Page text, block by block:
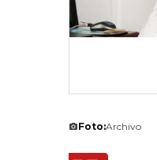
Foto:Archivo